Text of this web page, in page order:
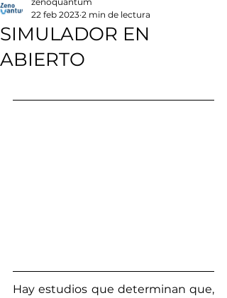
SIMULADOR EN
ABIERTO
22 feb 2023 2 min de lectura